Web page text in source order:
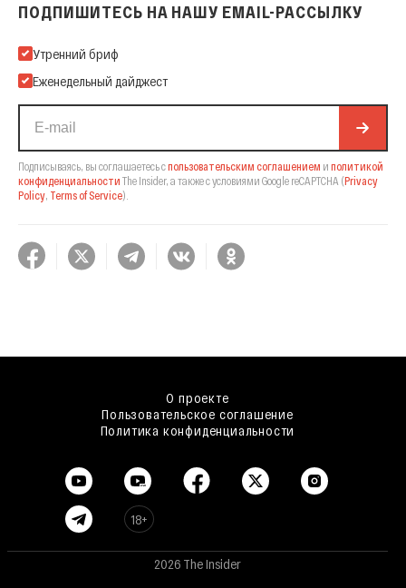
ПОДПИШИТЕСЬ НА НАШУ EMAIL-РАССЫЛКУ
Подпишитесь на нашу Email-рассылку
Утренний бриф
Еженедельный дайджест
Подписываясь, вы соглашаетесь спользовательским соглашением и политикой
конфиденциальности The Insider, а также с условиями Google reCAPTCHA (Privacy
Policy Terms of Service).
О проекте
Пользовательское соглашение
Политика конфиденциальности
18+
2026 The Insider